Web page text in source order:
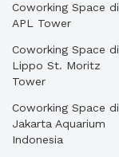
Coworking Space di
APL Tower
Coworking Space di
Lippo St. Moritz
Tower
Coworking Space di
Jakarta Aquarium
Indonesia